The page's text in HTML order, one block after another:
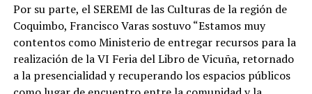
Por su parte, el SEREMI de las Culturas de la región de
Coquimbo, Francisco Varas sostuvo “Estamos muy
contentos como Ministerio de entregar recursos para la
realización de la VI Feria del Libro de Vicuña, retornado
a la presencialidad y recuperando los espacios públicos